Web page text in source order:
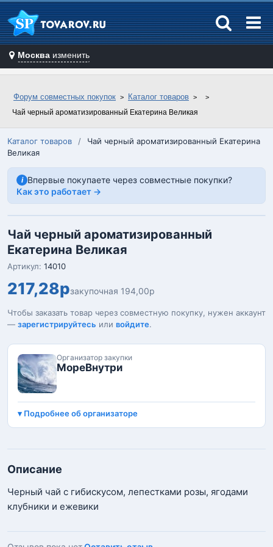
Москва изменить
Форум совместных покупок Каталог товаров
Чай черный ароматизированный Екатерина Великая
Каталог товаров /
Чай черный ароматизированный Екатерина
Великая
i Впервые покупаете через совместные покупки?
Как это работает →
Чай черный ароматизированный
Екатерина Великая
Артикул: 14010
217,28рзакупочная 194,00р
Чтобы заказать товар через совместную покупку, нужен аккаунт
— зарегистрируйтесь или войдите.
Организатор закупки
МореВнутри
Подробнее об организаторе
Описание
Черный чай с гибискусом, лепестками розы, ягодами
клубники и ежевики